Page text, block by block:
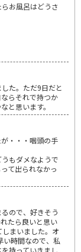
お風呂はどうさ
た。ただ9日だと
らそれで持つか
と思います。
・・・咽頭の手
もダメなようで
て出られなかっ
ので、好きそう
たら良いと思い
しまいました。オ
い時間なので、私
持っていきまし